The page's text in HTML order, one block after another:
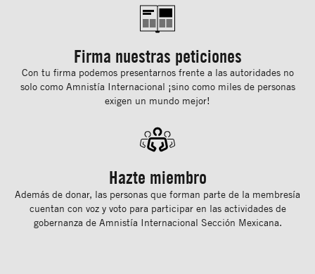
Firma nuestras peticiones
Con tu ﬁrma podemos presentarnos frente a las autoridades no
solo como Amnistía Internacional ¡sino como miles de personas
exigen un mundo mejor!
Hazte miembro
Además de donar, las personas que forman parte de la membresía
cuentan con voz y voto para participar en las actividades de
gobernanza de Amnistía Internacional Sección Mexicana.